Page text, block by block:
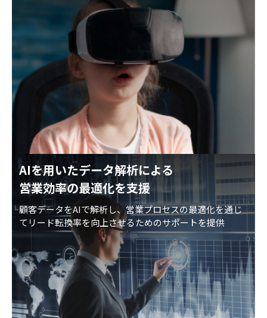
AIを用いたデータ解析による
営業効率の最適化を支援
顧客データをAIで解析し、営業プロセスの最適化を通じ
てリード転換率を向上させるためのサポートを提供